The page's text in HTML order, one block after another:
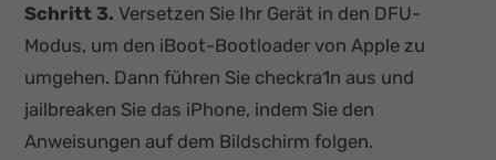
Schritt 3. Versetzen Sie Ihr Gerät in den DFU-
Modus, um den iBoot-Bootloader von Apple zu
umgehen. Dann führen Sie checkra1n aus und
jailbreaken Sie das iPhone, indem Sie den
Anweisungen auf dem Bildschirm folgen.